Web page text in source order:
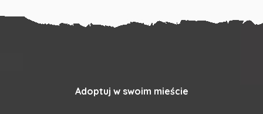
Adoptuj w swoim mieście